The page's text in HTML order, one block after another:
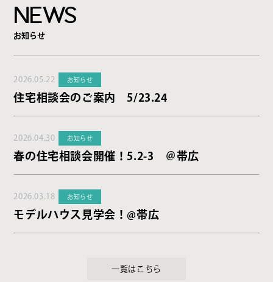
NEWS
お知らせ
2026.05.22 お知らせ
住宅相談会のご案内 5/23.24
2026.04.30 お知らせ
春の住宅相談会開催！5.2-3 ＠帯広
2026.03.18 お知らせ
モデルハウス見学会！@帯広
一覧はこちら